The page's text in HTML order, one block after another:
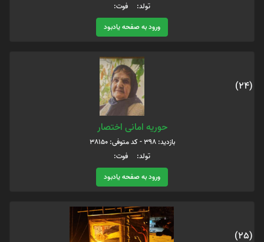
تولد: فوت:
ورود به صفحه یادبود
(24)
حوریه امانی اختصار
بازدید: 398 - کد متوفی: 38150
تولد: فوت:
ورود به صفحه یادبود
(25)